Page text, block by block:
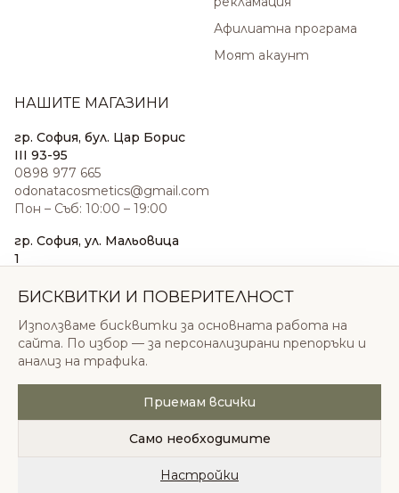
Афилиатна програма
Моят акаунт
НАШИТЕ МАГАЗИНИ
гр. София, бул. Цар Борис
III 93-95
0898 977 665
odonatacosmetics@gmail.com
Пон – Съб: 10:00 – 19:00
гр. София, ул. Мальовица
1
sales@odonatacosmetics.com
Нед: 11:00 – 18:00
© 2026 Одоната Козметикс ООД. Всички права
запазени.
Политика за поверителностОбщи условия
БИСКВИТКИ И ПОВЕРИТЕЛНОСТ
Използваме бисквитки за основната работа на
сайта. По избор — за персонализирани препоръки и
анализ на трафика.
Приемам всички
Само необходимите
Настройки